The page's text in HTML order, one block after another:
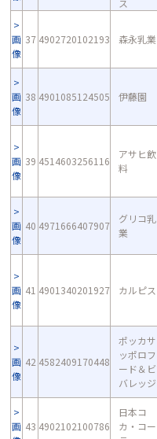
ス
画
像
37 4902720102193 森永乳業
画
像
38 4901085124505 伊藤園
画
像
39 4514603256116
アサヒ飲
料
画
像
40 4971666407907
グリコ乳
業
画
像
41 4901340201927 カルピス
画
像
42 4582409170448
ポッカサ
ッポロフ
ード＆ビ
バレッジ
画 43 4902102100786
日本コ
カ・コー